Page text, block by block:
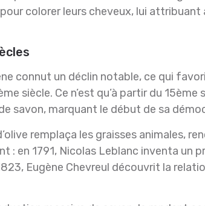
colorer leurs cheveux, lui
connut un déclin notable, ce qui
siècle. Ce n’est qu’à partir du 15ème
savon, marquant le début de sa
remplaça les graisses animales,
: en 1791, Nicolas Leblanc inventa un
Eugène Chevreul découvrit la